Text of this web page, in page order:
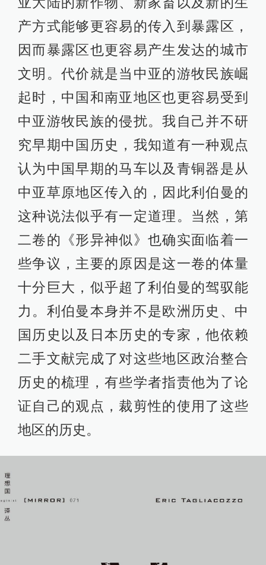
产方式能够更容易的传入到暴露区，
因而暴露区也更容易产生发达的城市
文明。代价就是当中亚的游牧民族崛
起时，中国和南亚地区也更容易受到
中亚游牧民族的侵扰。我自己并不研
究早期中国历史，我知道有一种观点
认为中国早期的马车以及青铜器是从
中亚草原地区传入的，因此利伯曼的
这种说法似乎有一定道理。当然，第
二卷的《形异神似》也确实面临着一
些争议，主要的原因是这一卷的体量
十分巨大，似乎超了利伯曼的驾驭能
力。利伯曼本身并不是欧洲历史、中
国历史以及日本历史的专家，他依赖
二手文献完成了对这些地区政治整合
历史的梳理，有些学者指责他为了论
证自己的观点，裁剪性的使用了这些
地区的历史。